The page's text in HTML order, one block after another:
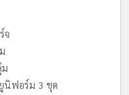
จ
นิฟอร์ม 3 ชุด